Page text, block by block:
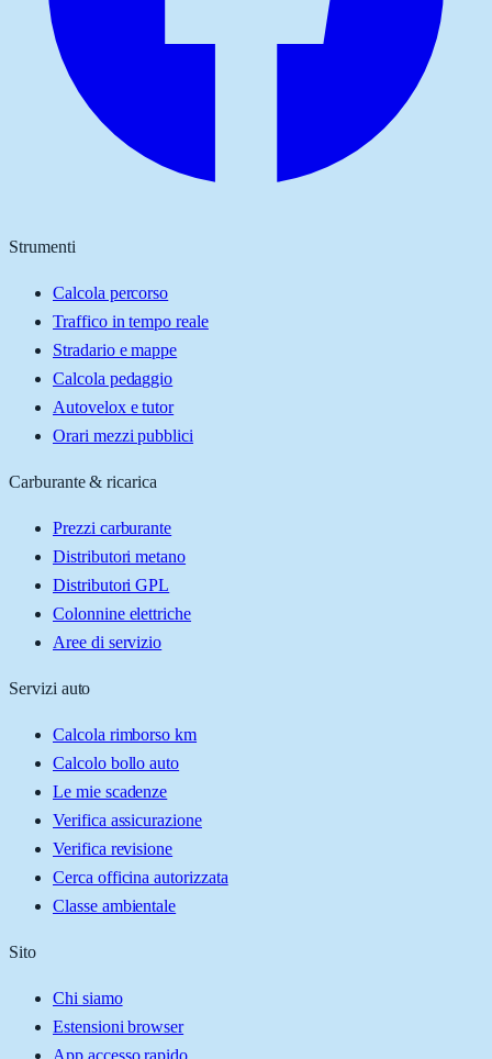
Strumenti
Calcola percorso
Traffico in tempo reale
Stradario e mappe
Calcola pedaggio
Autovelox e tutor
Orari mezzi pubblici
Carburante & ricarica
Prezzi carburante
Distributori metano
Distributori GPL
Colonnine elettriche
Aree di servizio
Servizi auto
Calcola rimborso km
Calcolo bollo auto
Le mie scadenze
Verifica assicurazione
Verifica revisione
Cerca officina autorizzata
Classe ambientale
Sito
Chi siamo
Estensioni browser
App accesso rapido